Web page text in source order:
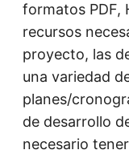
formatos PDF,
recursos
proyecto, las
una variedad
planes/
de desarrollo
necesario